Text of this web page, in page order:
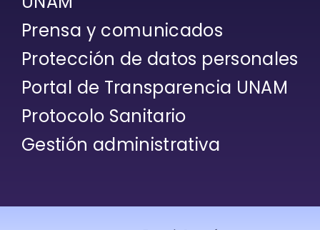
Prensa y comunicados
Protección de datos personales
Portal de Transparencia UNAM
Protocolo Sanitario
Gestión administrativa